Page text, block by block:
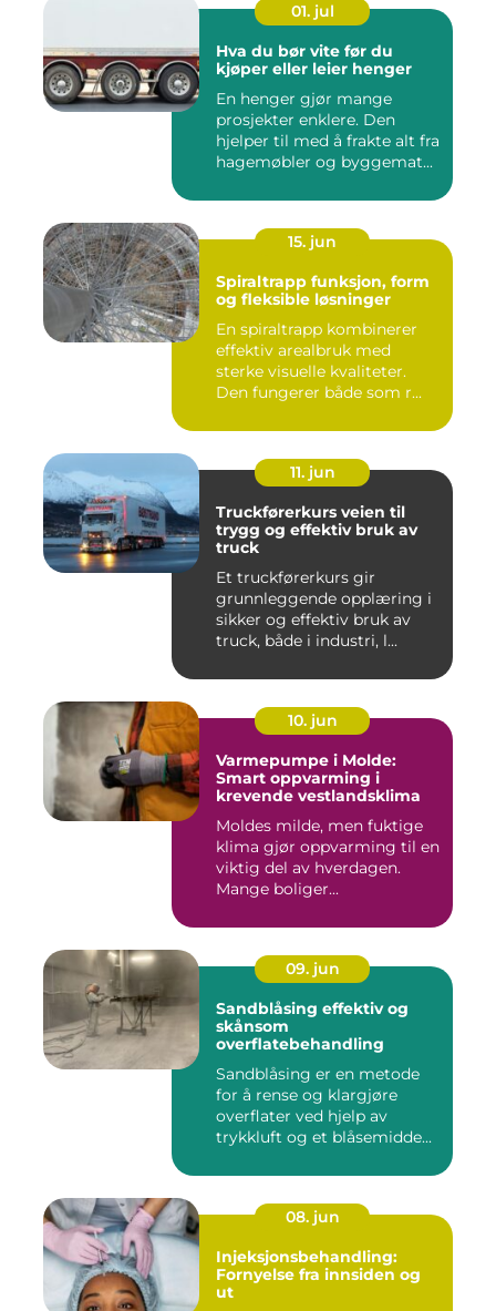
01. jul
Hva du bør vite før du
kjøper eller leier henger
En henger gjør mange
prosjekter enklere. Den
hjelper til med å frakte alt fra
hagemøbler og byggemat...
15. jun
Spiraltrapp funksjon, form
og fleksible løsninger
En spiraltrapp kombinerer
effektiv arealbruk med
sterke visuelle kvaliteter.
Den fungerer både som r...
11. jun
Truckførerkurs veien til
trygg og effektiv bruk av
truck
Et truckførerkurs gir
grunnleggende opplæring i
sikker og effektiv bruk av
truck, både i industri, l...
10. jun
Varmepumpe i Molde:
Smart oppvarming i
krevende vestlandsklima
Moldes milde, men fuktige
klima gjør oppvarming til en
viktig del av hverdagen.
Mange boliger...
09. jun
Sandblåsing effektiv og
skånsom
overflatebehandling
Sandblåsing er en metode
for å rense og klargjøre
overflater ved hjelp av
trykkluft og et blåsemidde...
08. jun
Injeksjonsbehandling:
Fornyelse fra innsiden og
ut